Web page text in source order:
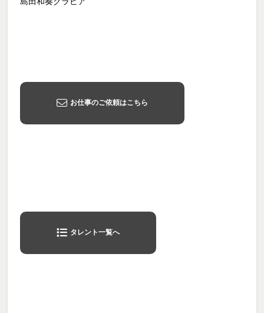
お仕事のご依頼はこちら
タレント一覧へ